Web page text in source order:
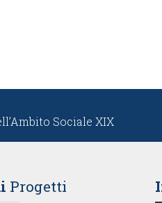
Sociale XIX
Progetti